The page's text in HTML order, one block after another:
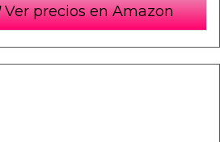
Ver precios en Amazon